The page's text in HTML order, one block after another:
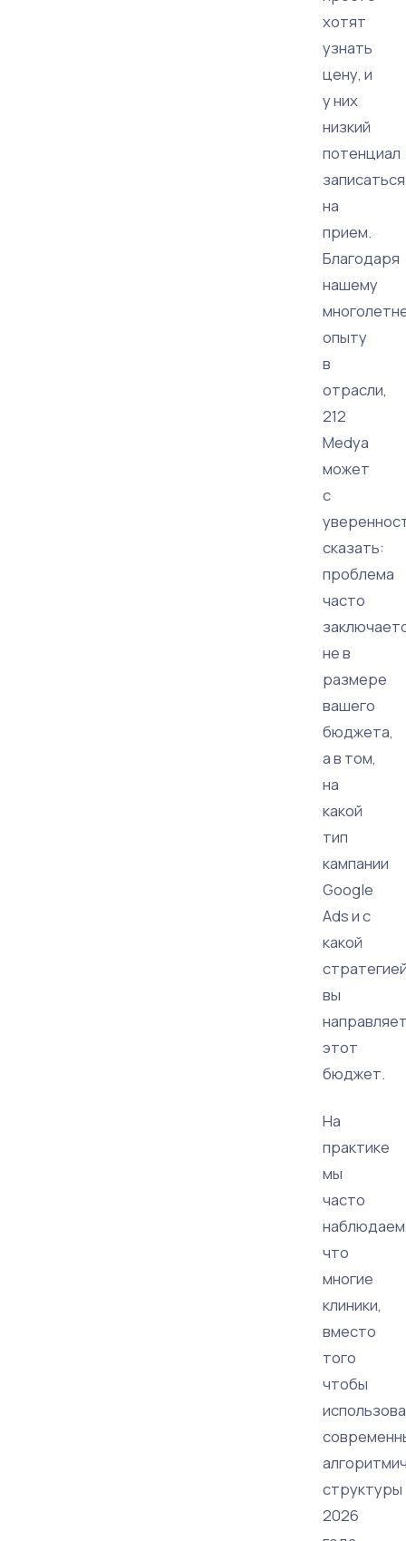
хотят
узнать
цену, и
у них
низкий
потенциал
записаться
на
прием.
Благодаря
нашему
опыту
в
отрасли,
212
Medya
может
с
сказать:
проблема
часто
не в
размере
вашего
бюджета,
а в том,
на
какой
тип
кампании
Google
Ads и с
какой
вы
этот
бюджет.
На
практике
мы
часто
что
многие
клиники,
вместо
того
чтобы
структуры
2026